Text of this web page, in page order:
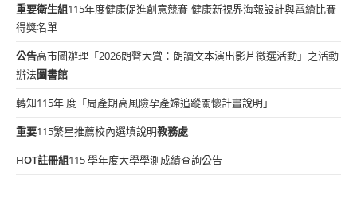
重要衛生組115年度健康促進創意競賽-健康新視界海報設計與電繪比賽
得獎名單
公告高市圖辦理「2026朗聲大賞：朗讀文本演出影片徵選活動」之活動
辦法圖書館
轉知115年 度「周產期高風險孕產婦追蹤關懷計畫說明」
重要115繁星推薦校內選填說明教務處
HOT註冊組115 學年度大學學測成績查詢公告